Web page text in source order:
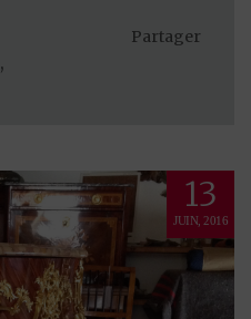
,
Partager
13
JUIN, 2016